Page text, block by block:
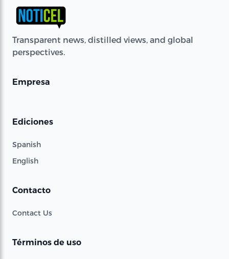
Transparent news, distilled views, and global
perspectives.
Empresa
Ediciones
Spanish
English
Contacto
Contact Us
Términos de uso